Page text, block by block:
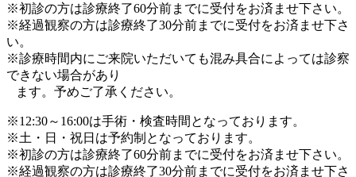
※初診の方は診療終了60分前までに受付をお済ませ下さい。
※経過観察の方は診療終了30分前までに受付をお済ませ下さ
い。
※診療時間内にご来院いただいても混み具合によっては診察
できない場合があり
ます。予めご了承ください。
※12:30～16:00は手術・検査時間となっております。
※土・日・祝日は予約制となっております。
※初診の方は診療終了60分前までに受付をお済ませ下さい。
※経過観察の方は診療終了30分前までに受付をお済ませ下さ